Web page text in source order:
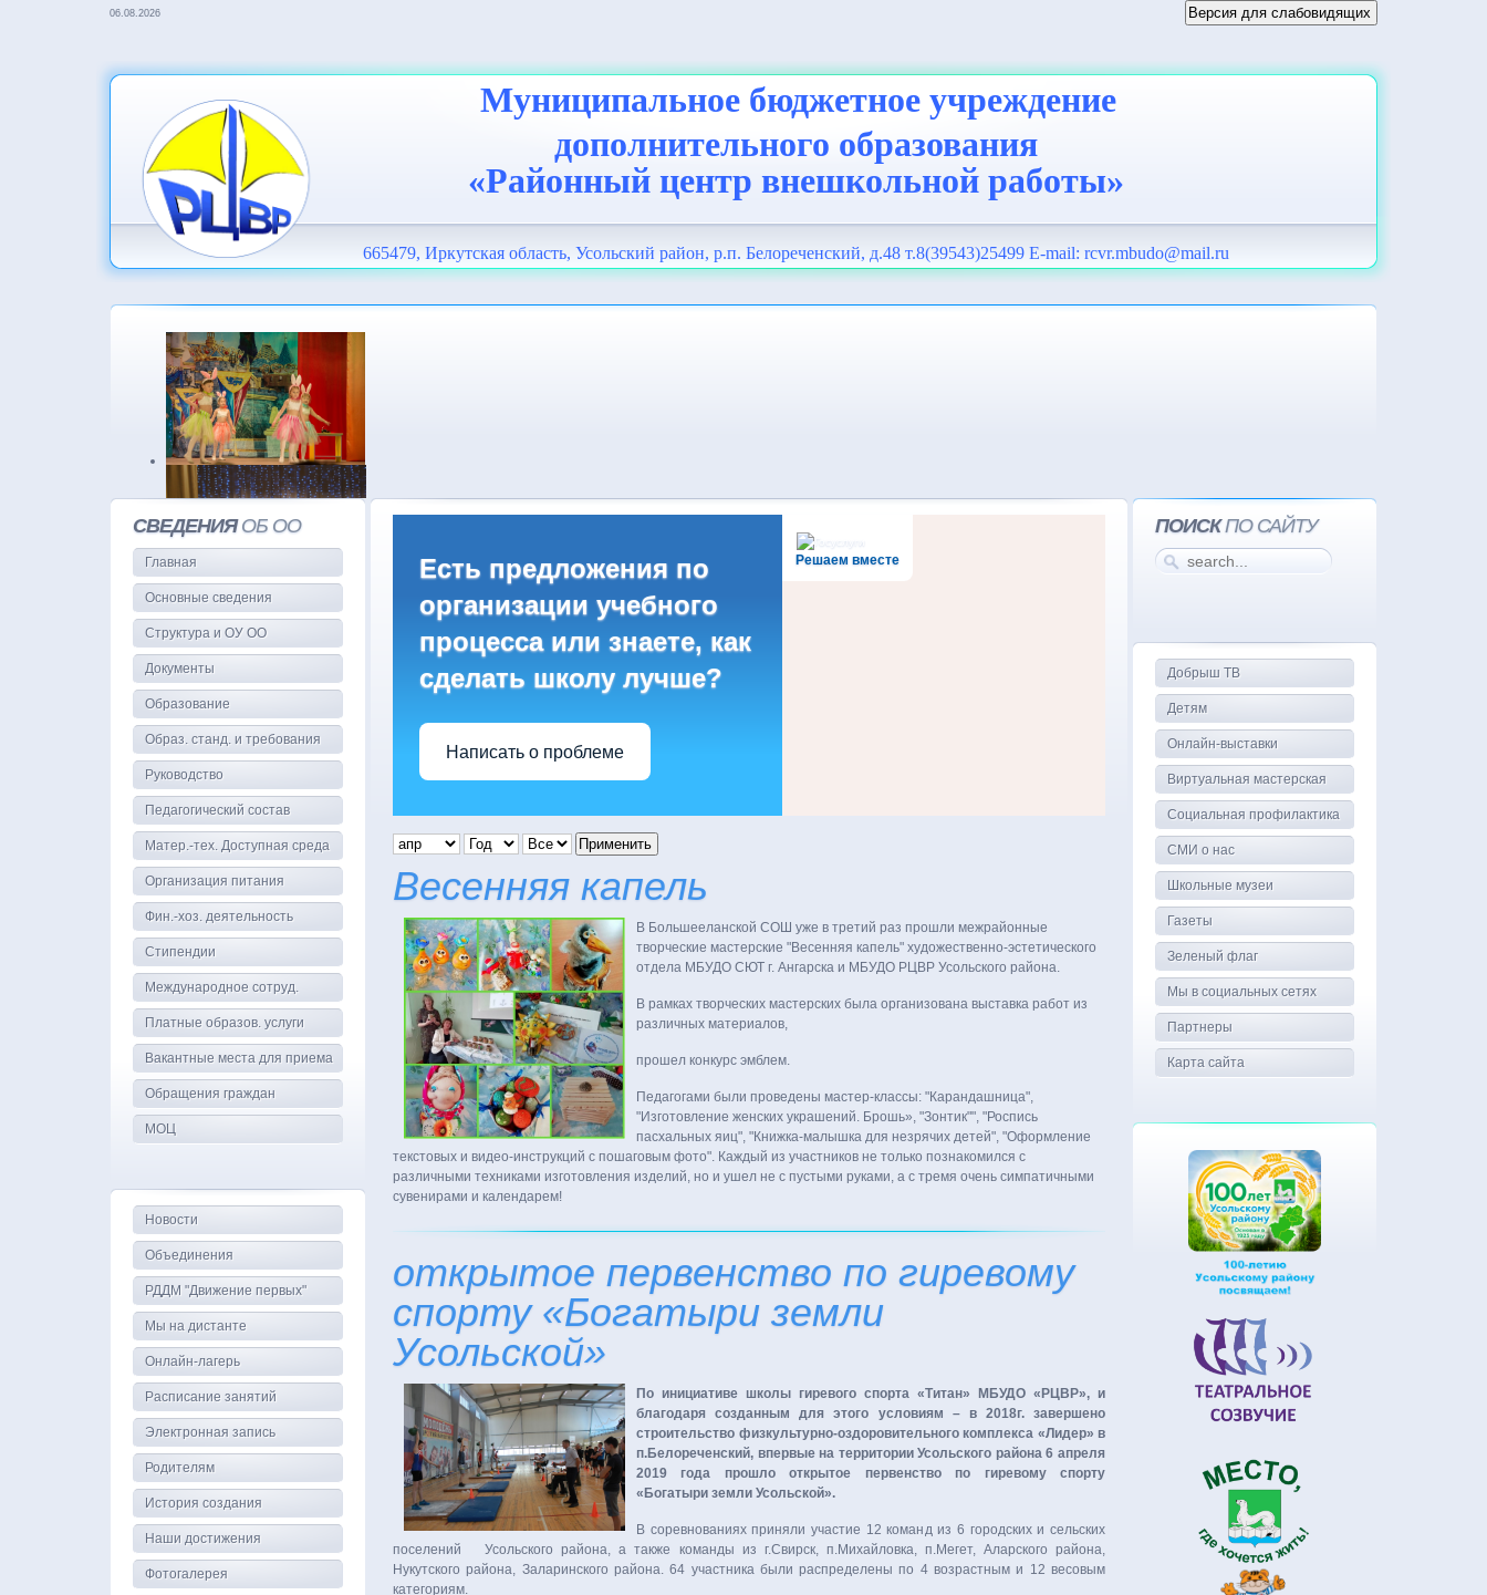
06.08.2026
Муниципальное бюджетное учреждение
дополнительного образования
«Районный центр внешкольной работы»
665479, Иркутская область, Усольский район, р.п. Белореченский, д.48 т.8(39543)25499 E-mail: rcvr.mbudo@mail.ru
Решаем вместе
Есть предложения по
организации учебного
процесса или знаете, как
сделать школу лучше?
Написать о проблеме
Применить
Весенняя капель
В Большееланской СОШ уже в третий раз прошли межрайонные
творческие мастерские "Весенняя капель" художественно-эстетического
отдела МБУДО СЮТ г. Ангарска и МБУДО РЦВР Усольского района.
В рамках творческих мастерских была организована выставка работ из
различных материалов,
прошел конкурс эмблем.
Педагогами были проведены мастер-классы: "Карандашница",
"Изготовление женских украшений. Брошь», "Зонтик"", "Роспись
пасхальных яиц", "Книжка-малышка для незрячих детей", "Оформление
текстовых и видео-инструкций с пошаговым фото". Каждый из участников не только познакомился с
различными техниками изготовления изделий, но и ушел не с пустыми руками, а с тремя очень симпатичными
сувенирами и календарем!
открытое первенство по гиревому
спорту «Богатыри земли
Усольской»
По инициативе школы гиревого спорта «Титан» МБУДО «РЦВР», и
благодаря созданным для этого условиям – в 2018г. завершено
строительство физкультурно-оздоровительного комплекса «Лидер» в
п.Белореченский, впервые на территории Усольского района 6 апреля
2019 года прошло открытое первенство по гиревому спорту
«Богатыри земли Усольской».
В соревнованиях приняли участие 12 команд из 6 городских и сельских
поселений Усольского района, а также команды из г.Свирск, п.Михайловка, п.Мегет, Аларского района,
Нукутского района, Заларинского района. 64 участника были распределены по 4 возрастным и 12 весовым
категориям.
СВЕДЕНИЯОБ ОО
Главная
Основные сведения
Структура и ОУ ОО
Документы
Образование
Образ. станд. и требования
Руководство
Педагогический состав
Матер.-тех. Доступная среда
Организация питания
Фин.-хоз. деятельность
Стипендии
Международное сотруд.
Платные образов. услуги
Вакантные места для приема
Обращения граждан
МОЦ
Новости
Объединения
РДДМ "Движение первых"
Мы на дистанте
Онлайн-лагерь
Расписание занятий
Электронная запись
Родителям
История создания
Наши достижения
Фотогалерея
ПОИСКПО САЙТУ
Добрыш ТВ
Детям
Онлайн-выставки
Виртуальная мастерская
Социальная профилактика
СМИ о нас
Школьные музеи
Газеты
Зеленый флаг
Мы в социальных сетях
Партнеры
Карта сайта